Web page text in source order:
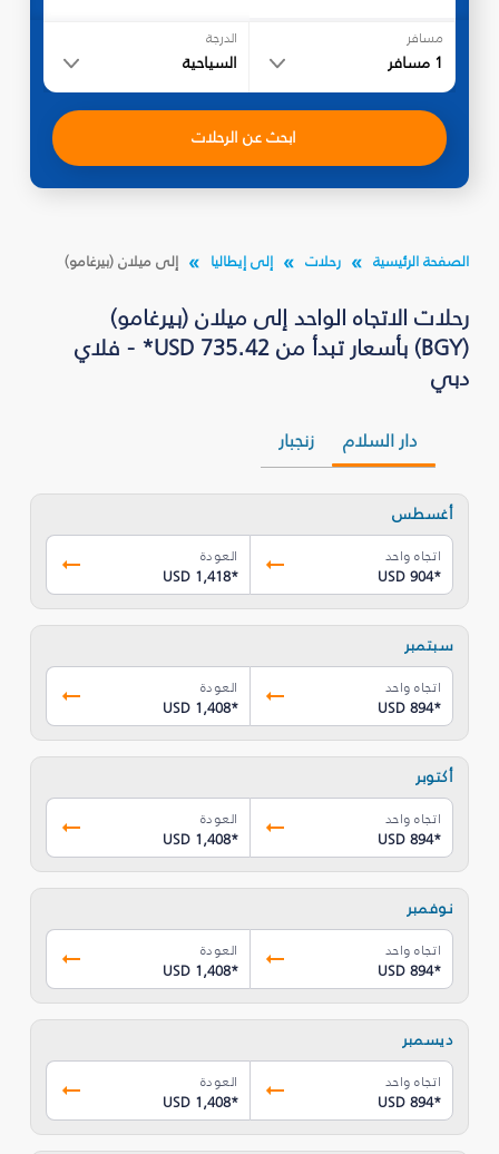
مسافر
1 مسافر
الدرجة
السياحية
ابحث عن الرحلات
الصفحة الرئيسية رحلات إلى إيطاليا إلى ميلان (بيرغامو)
رحلات الاتجاه الواحد إلى ميلان (بيرغامو)
(BGY) بأسعار تبدأ من USD 735.42* - فلاي
دبي
دار السلام زنجبار
أغسطس
اتجاه واحد
USD 904*
العودة
USD 1,418*
سبتمبر
اتجاه واحد
USD 894*
العودة
USD 1,408*
أكتوبر
اتجاه واحد
USD 894*
العودة
USD 1,408*
نوفمبر
اتجاه واحد
USD 894*
العودة
USD 1,408*
ديسمبر
اتجاه واحد
USD 894*
العودة
USD 1,408*